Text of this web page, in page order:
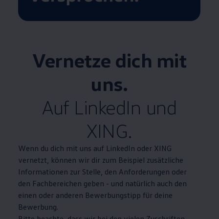
Vernetze dich mit
uns.
Auf LinkedIn und
XING.
Wenn du dich mit uns auf LinkedIn oder XING
vernetzt, können wir dir zum Beispiel zusätzliche
Informationen zur Stelle, den Anforderungen oder
den Fachbereichen geben - und natürlich auch den
einen oder anderen Bewerbungstipp für deine
Bewerbung.